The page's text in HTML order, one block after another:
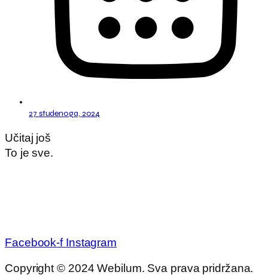
27 studenoga, 2024
Učitaj još
To je sve.
Facebook-f Instagram
Copyright © 2024 Webilum. Sva prava pridržana.